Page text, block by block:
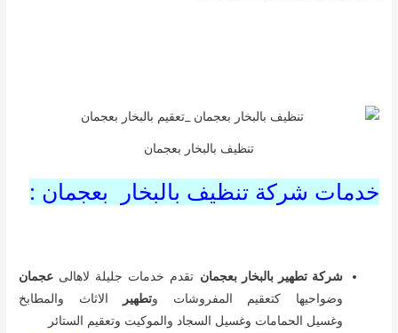
تنظيف بالبخار بعجمان
خدمات شركة تنظيف بالبخار بعجمان :
شركة تطهير بالبخار بعجمان تقدم خدمات جليلة لاهالى عجمان
وضواحيها كتعقيم المفروشات وتطهير
الاثاث والمطابخ
وغسيل الحمامات وغسيل السجاد والموكيت وتعقيم الستائر